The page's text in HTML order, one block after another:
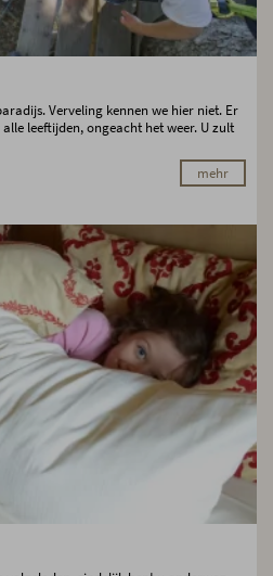
Verveling kennen we hier niet. Er
leeftijden, ongeacht het weer. U zult
mehr